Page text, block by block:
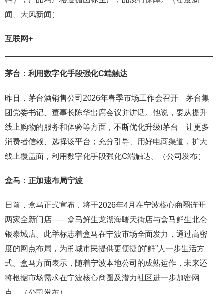
闻、大风新闻）
互联网+
茅台： 利用数字化手段强化C端触达
昨日，茅台酒销售公司2026年春季市场工作会召开，茅台集
团党委书记、董事长陈华出席会议并讲话。他说，要从提升
线上购物的服务和体验等方面，不断优化升级i茅台，让更多
消费者信赖、选择该平台；充分引导、用好电商渠道，扩大
线上覆盖面，利用数字化手段强化C端触达。（公司发布）
盒马：正加速布局宁波
日前，盒马正式宣布，将于2026年4月在宁波核心商圈连开
两家全新门店——盒马鲜生龙湖海曙天街店与盒马鲜生北仑
银泰城店。此举标志着盒马在宁波市场全面发力，通过高密
度的网点布局，为甬城市民提供更便捷的“鲜”人一步生活方
式。盒马方面表示，随着宁波本地公司的成熟运作，未来还
将根据市场需求在宁波核心商圈及潜力社区进一步加密网